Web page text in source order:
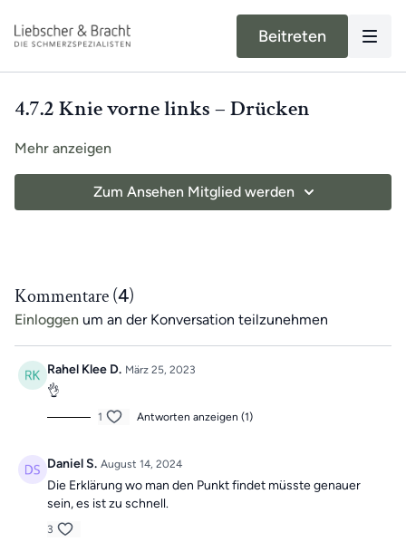
Beitreten
4.7.2 Knie vorne links – Drücken
Mehr anzeigen
Zum Ansehen Mitglied werden
Kommentare (4)
Einloggen um an der Konversation teilzunehmen
Rahel Klee D. März 25, 2023
👌
1 Antworten anzeigen (1)
Daniel S. August 14, 2024
Die Erklärung wo man den Punkt findet müsste genauer
sein, es ist zu schnell.
3